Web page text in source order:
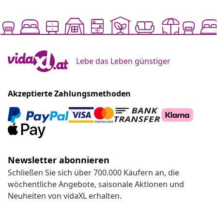
Lebe das Leben günstiger
Akzeptierte Zahlungsmethoden
Newsletter abonnieren
Schließen Sie sich über 700.000 Käufern an, die
wöchentliche Angebote, saisonale Aktionen und
Neuheiten von vidaXL erhalten.